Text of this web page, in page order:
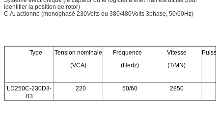
identifier la position de rotor)
C.A. actionné (monophasé 230Volts ou 380/480Volts 3phase, 50/60Hz)
Type
Tension nominale
(VCA)
Fréquence
(Hertz)
Vitesse
(T/MN)
LD250C-230D3-
03
220 50/60 2850